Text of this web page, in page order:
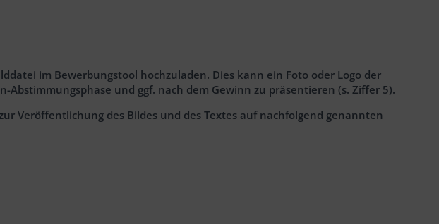
im Bewerbungstool hochzuladen. Dies kann ein Foto oder Logo der
und ggf. nach dem Gewinn zu präsentieren (s. Ziffer 5).
Veröffentlichung des Bildes und des Textes auf nachfolgend genannten